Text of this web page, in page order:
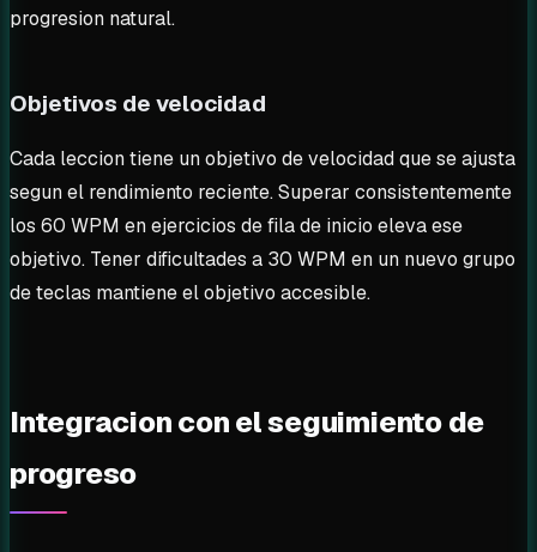
progresion natural.
Objetivos de velocidad
Cada leccion tiene un objetivo de velocidad que se ajusta
segun el rendimiento reciente. Superar consistentemente
los 60 WPM en ejercicios de fila de inicio eleva ese
objetivo. Tener dificultades a 30 WPM en un nuevo grupo
de teclas mantiene el objetivo accesible.
Integracion con el seguimiento de
progreso